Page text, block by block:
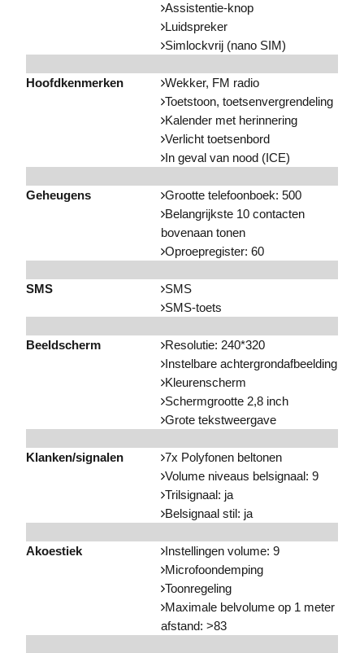
Assistentie-knop
Luidspreker
Simlockvrij (nano SIM)
Hoofdkenmerken
Wekker, FM radio
Toetstoon, toetsenvergrendeling
Kalender met herinnering
Verlicht toetsenbord
In geval van nood (ICE)
Geheugens
Grootte telefoonboek: 500
Belangrijkste 10 contacten
bovenaan tonen
Oproepregister: 60
SMS
SMS
SMS-toets
Beeldscherm
Resolutie: 240*320
Instelbare achtergrondafbeelding
Kleurenscherm
Schermgrootte 2,8 inch
Grote tekstweergave
Klanken/signalen
7x Polyfonen beltonen
Volume niveaus belsignaal: 9
Trilsignaal: ja
Belsignaal stil: ja
Akoestiek
Instellingen volume: 9
Microfoondemping
Toonregeling
Maximale belvolume op 1 meter
afstand: >83